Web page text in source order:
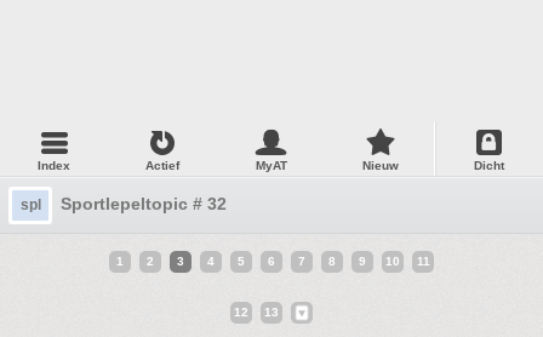
Index Actief MyAT Nieuw Dicht
spl Sportlepeltopic # 32
1 2 3 4 5 6 7 8 9 10 11
12 13